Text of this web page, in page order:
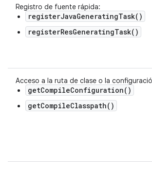
Registro de fuente rápida:
registerJavaGeneratingTask()
registerResGeneratingTask()
Acceso a la ruta de clase o la
getCompileConfiguration()
getCompileClasspath()